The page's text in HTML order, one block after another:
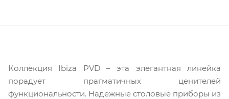
Коллекция Ibiza PVD – эта элегантная линейка
порадует прагматичных ценителей
функциональности. Надежные столовые приборы из